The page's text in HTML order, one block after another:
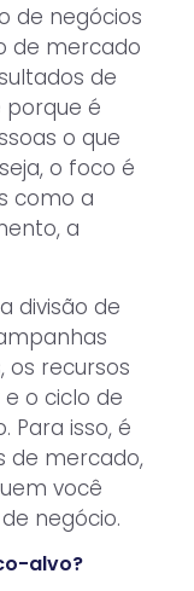
de negócios
de mercado
de
porque é
o que
o foco é
como a
a
divisão de
os recursos
o ciclo de
Para isso, é
de mercado,
você
negócio.
alvo?